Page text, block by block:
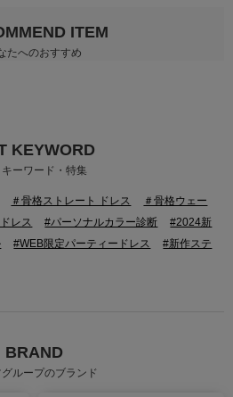
ITEM
たへのおすすめ
KEYWORD
ーワード・特集
＃骨格ストレート ドレス
＃骨格ウェー
レス #パーソナルカラー診断
#2024新
#WEB限定パーティードレス
#新作ステ
BRAND
グループのブランド